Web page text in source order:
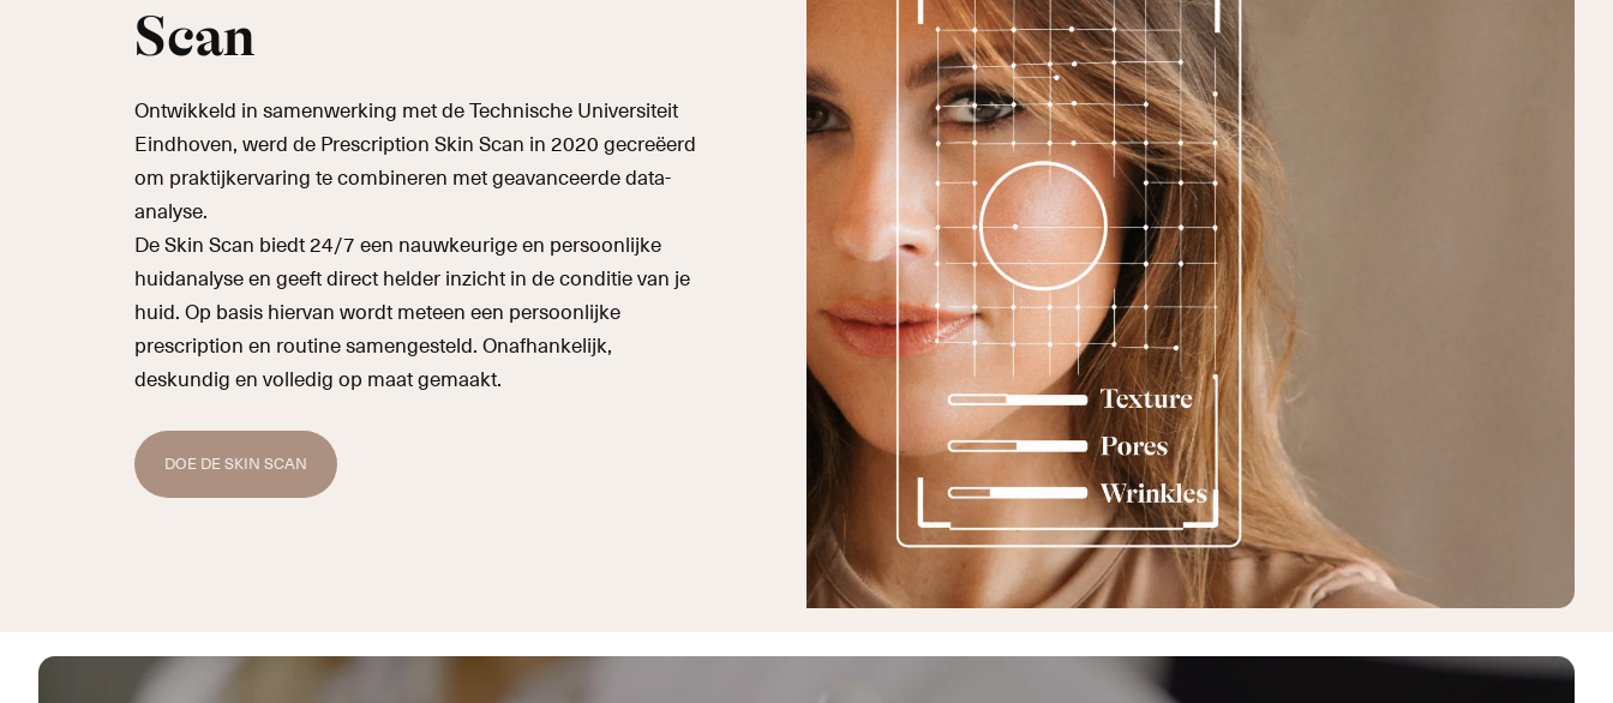
Scan
Ontwikkeld in samenwerking met de Technische Universiteit
Eindhoven, werd de Prescription Skin Scan in 2020 gecreëerd
om praktijkervaring te combineren met geavanceerde data-
analyse.
De Skin Scan biedt 24/7 een nauwkeurige en persoonlijke
huidanalyse en geeft direct helder inzicht in de conditie van je
huid. Op basis hiervan wordt meteen een persoonlijke
prescription en routine samengesteld. Onafhankelijk,
deskundig en volledig op maat gemaakt.
DOE DE SKIN SCAN